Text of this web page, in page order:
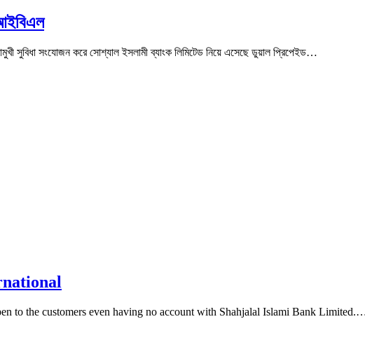
সুবিধা সংযোজন করে সোশ্যাল ইসলামী ব্যাংক লিমিটেড নিয়ে এসেছে ডুয়াল প্রিপেইড…
to the customers even having no account with Shahjalal Islami Bank